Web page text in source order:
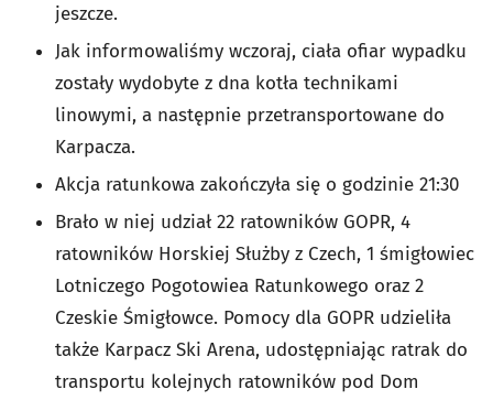
jeszcze.
Jak informowaliśmy wczoraj, ciała ofiar wypadku
zostały wydobyte z dna kotła technikami
linowymi, a następnie przetransportowane do
Karpacza.
Akcja ratunkowa zakończyła się o godzinie 21:30
Brało w niej udział 22 ratowników GOPR, 4
ratowników Horskiej Służby z Czech, 1 śmigłowiec
Lotniczego Pogotowiea Ratunkowego oraz 2
Czeskie Śmigłowce. Pomocy dla GOPR udzieliła
także Karpacz Ski Arena, udostępniając ratrak do
transportu kolejnych ratowników pod Dom